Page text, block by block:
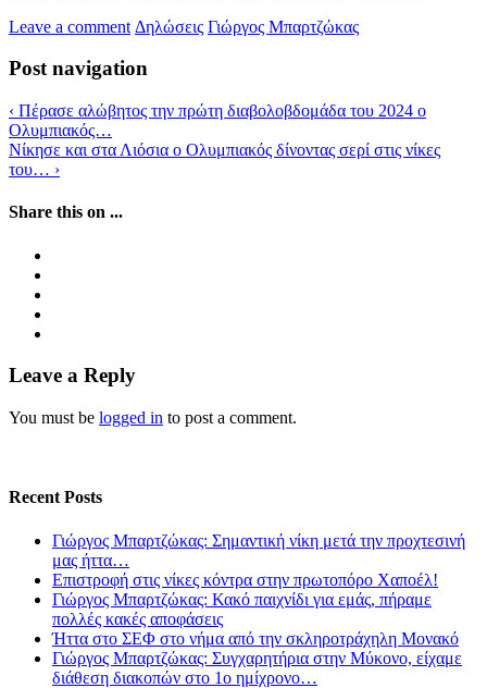
Leave a comment Δηλώσεις Γιώργος Μπαρτζώκας
Post navigation
‹ Πέρασε αλώβητος την πρώτη διαβολοβδομάδα του 2024 ο
Ολυμπιακός…
Νίκησε και στα Λιόσια ο Ολυμπιακός δίνοντας σερί στις νίκες
του… ›
Share this on ...
Leave a Reply
You must be logged in to post a comment.
Recent Posts
Γιώργος Μπαρτζώκας: Σημαντική νίκη μετά την προχτεσινή
μας ήττα…
Επιστροφή στις νίκες κόντρα στην πρωτοπόρο Χαποέλ!
Γιώργος Μπαρτζώκας: Κακό παιχνίδι για εμάς, πήραμε
πολλές κακές αποφάσεις
Ήττα στο ΣΕΦ στο νήμα από την σκληροτράχηλη Μονακό
Γιώργος Μπαρτζώκας: Συγχαρητήρια στην Μύκονο, είχαμε
διάθεση διακοπών στο 1ο ημίχρονο…